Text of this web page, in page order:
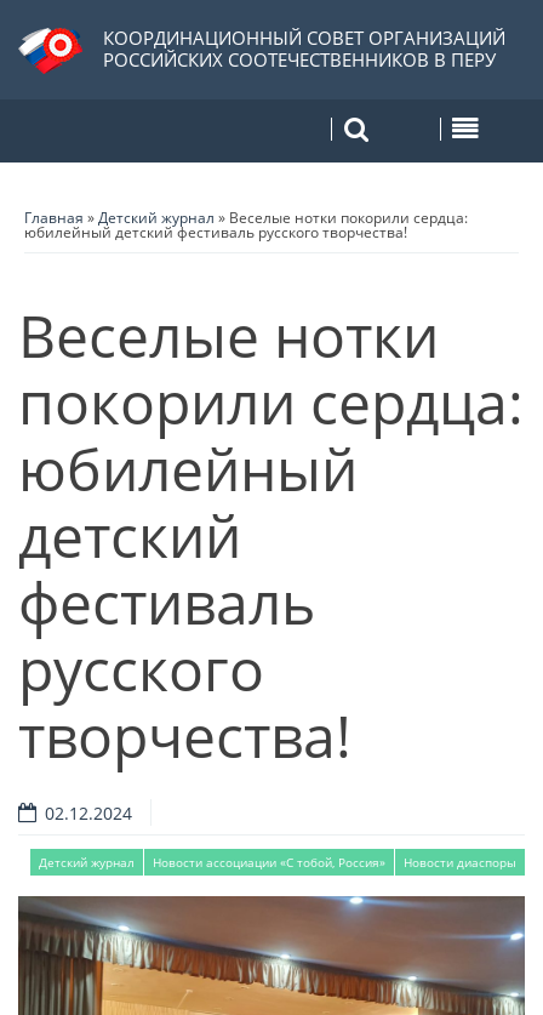
КООРДИНАЦИОННЫЙ СОВЕТ ОРГАНИЗАЦИЙ
РОССИЙСКИХ СООТЕЧЕСТВЕННИКОВ В ПЕРУ
Главная »Детский журнал » Веселые нотки покорили сердца:
юбилейный детский фестиваль русского творчества!
Веселые нотки
покорили сердца:
юбилейный
детский
фестиваль
русского
творчества!
02.12.2024
Детский журнал Новости ассоциации «С тобой, Россия» Новости диаспоры